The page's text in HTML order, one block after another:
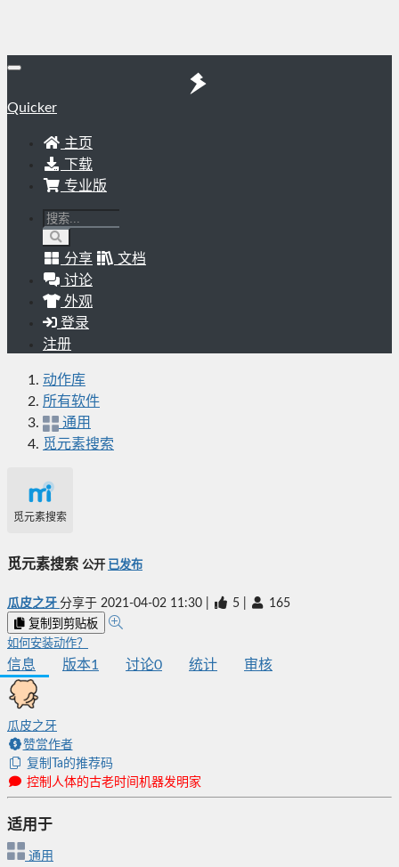
Quicker
主页
下载
专业版
分享
文档
讨论
外观
登录
注册
动作库
所有软件
通用
觅元素搜索
觅元素搜索
觅元素搜索 公开 已发布
瓜皮之牙 分享于 2021-04-02 11:30 5 165
复制到剪贴板
如何安装动作？
信息 版本1 讨论0 统计 审核
瓜皮之牙
赞赏作者
复制Ta的推荐码
控制人体的古老时间机器发明家
适用于
通用